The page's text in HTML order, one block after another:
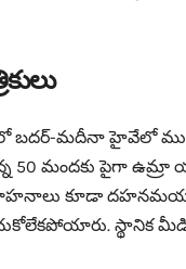
బదర్-మదీనా హైవేలో
50 మందకు పైగా ఉమ్రా
వాహనాలు కూడా
స్థానిక